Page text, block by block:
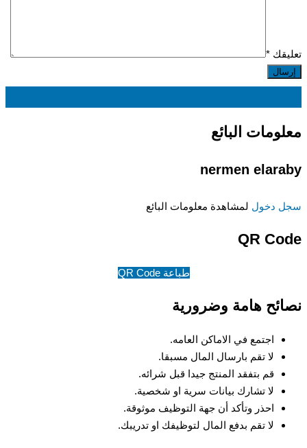
تعليقك *
معلومات البائع
nermen elaraby
سجل دخول لمشاهدة معلومات البائع
QR Code
طباعة QR Code
نصائح هامة وضرورية
اجتمع في الاماكن العامه.
لا تقم بارسال المال مسبقا.
قم بتفقد المنتج جيدا قبل شرائه.
لا تشارك بيانات سرية او شخصية.
احذر وتأكد أن جهة التوظيف موثوقة.
لا تقم بدفع المال لتوظيفك او تدريبك.